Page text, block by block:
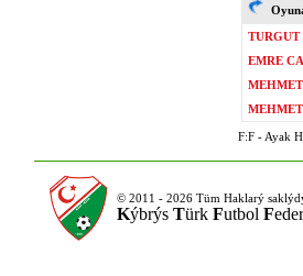
TURGUT
EMRE
F:F - Ayak
© 2011 - 2026 Tüm Haklarý
Kýbrýs Türk Futbol F